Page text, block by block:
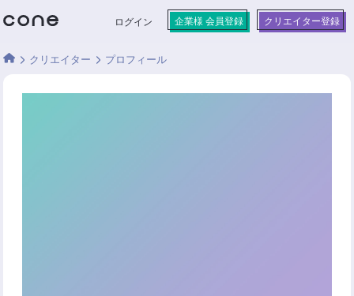
ログイン 企業様 会員登録 クリエイター登録
クリエイター プロフィール